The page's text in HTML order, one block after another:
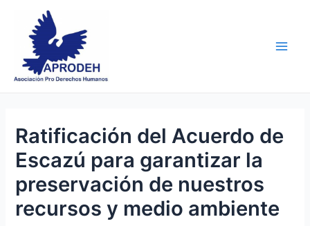
content
Ratificación del Acuerdo de
Escazú para garantizar la
preservación de nuestros
recursos y medio ambiente
navigation